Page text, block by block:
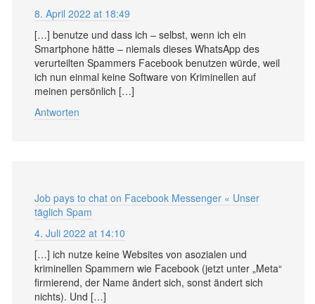
8. April 2022 at 18:49
[…] benutze und dass ich – selbst, wenn ich ein
Smartphone hätte – niemals dieses WhatsApp des
verurteilten Spammers Facebook benutzen würde, weil
ich nun einmal keine Software von Kriminellen auf
meinen persönlich […]
Antworten
Job pays to chat on Facebook Messenger « Unser
täglich Spam
4. Juli 2022 at 14:10
[…] ich nutze keine Websites von asozialen und
kriminellen Spammern wie Facebook (jetzt unter „Meta“
firmierend, der Name ändert sich, sonst ändert sich
nichts). Und […]